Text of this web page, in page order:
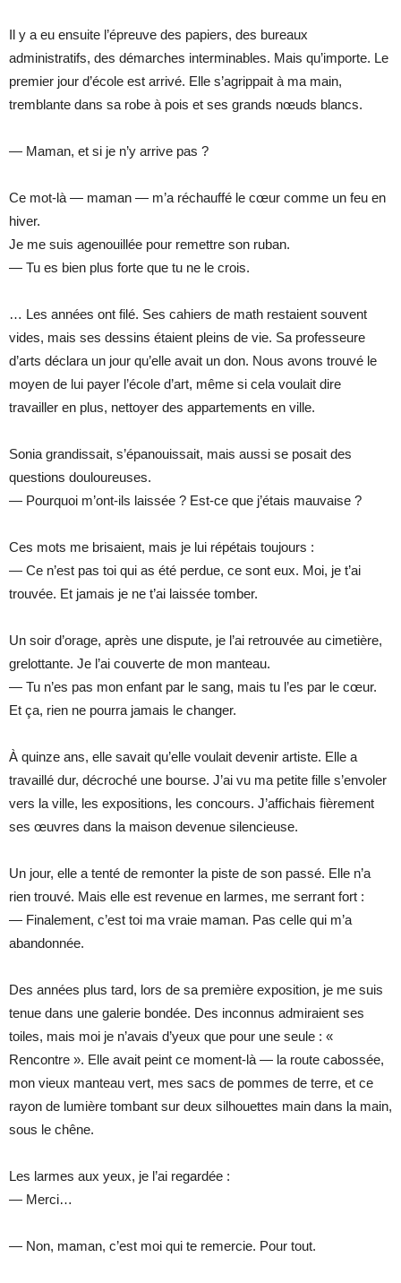
Il y a eu ensuite l’épreuve des papiers, des bureaux
administratifs, des démarches interminables. Mais qu’importe. Le
premier jour d’école est arrivé. Elle s’agrippait à ma main,
tremblante dans sa robe à pois et ses grands nœuds blancs.
— Maman, et si je n’y arrive pas ?
Ce mot-là — maman — m’a réchauffé le cœur comme un feu en
hiver.
Je me suis agenouillée pour remettre son ruban.
— Tu es bien plus forte que tu ne le crois.
… Les années ont filé. Ses cahiers de math restaient souvent
vides, mais ses dessins étaient pleins de vie. Sa professeure
d’arts déclara un jour qu’elle avait un don. Nous avons trouvé le
moyen de lui payer l’école d’art, même si cela voulait dire
travailler en plus, nettoyer des appartements en ville.
Sonia grandissait, s’épanouissait, mais aussi se posait des
questions douloureuses.
— Pourquoi m’ont-ils laissée ? Est-ce que j’étais mauvaise ?
Ces mots me brisaient, mais je lui répétais toujours :
— Ce n’est pas toi qui as été perdue, ce sont eux. Moi, je t’ai
trouvée. Et jamais je ne t’ai laissée tomber.
Un soir d’orage, après une dispute, je l’ai retrouvée au cimetière,
grelottante. Je l’ai couverte de mon manteau.
— Tu n’es pas mon enfant par le sang, mais tu l’es par le cœur.
Et ça, rien ne pourra jamais le changer.
À quinze ans, elle savait qu’elle voulait devenir artiste. Elle a
travaillé dur, décroché une bourse. J’ai vu ma petite fille s’envoler
vers la ville, les expositions, les concours. J’affichais fièrement
ses œuvres dans la maison devenue silencieuse.
Un jour, elle a tenté de remonter la piste de son passé. Elle n’a
rien trouvé. Mais elle est revenue en larmes, me serrant fort :
— Finalement, c’est toi ma vraie maman. Pas celle qui m’a
abandonnée.
Des années plus tard, lors de sa première exposition, je me suis
tenue dans une galerie bondée. Des inconnus admiraient ses
toiles, mais moi je n’avais d’yeux que pour une seule : «
Rencontre ». Elle avait peint ce moment-là — la route cabossée,
mon vieux manteau vert, mes sacs de pommes de terre, et ce
rayon de lumière tombant sur deux silhouettes main dans la main,
sous le chêne.
Les larmes aux yeux, je l’ai regardée :
— Merci…
— Non, maman, c’est moi qui te remercie. Pour tout.